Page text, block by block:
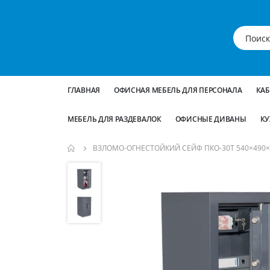
ГЛАВНАЯ ОФИСНАЯ МЕБЕЛЬ ДЛЯ ПЕРСОНАЛА
МЕБЕЛЬ ДЛЯ РАЗДЕВАЛОК ОФИСНЫЕ ДИВАНЫ
ВЗЛОМО-ОГНЕСТОЙКИЙ СЕЙФ ПКО-30Т
Пропустить
перейти
галереям
изображений